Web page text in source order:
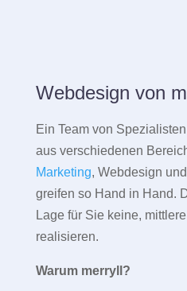
Webdesign von
Ein Team von
aus verschiedenen
Marketing, Webdesign
greifen so Hand in Hand.
Lage für Sie keine,
realisieren.
Warum merryll?